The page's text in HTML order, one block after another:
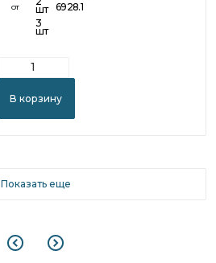
от
шт
3
шт
6928.1
В корзину
Показать еще